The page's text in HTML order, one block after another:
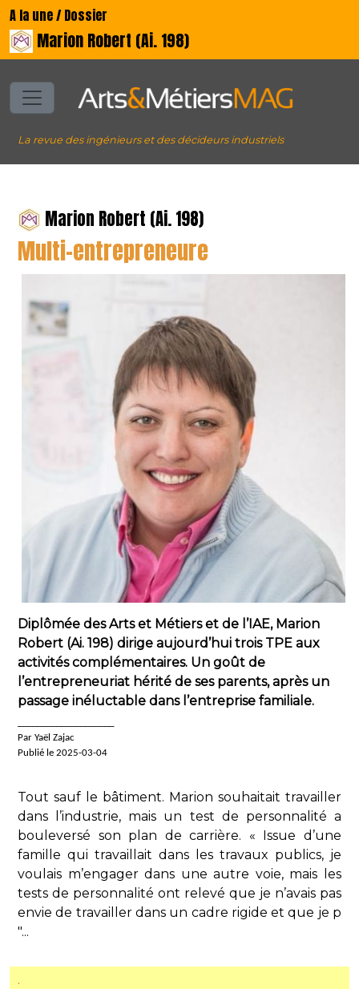
A la une / Dossier
Marion Robert (Ai. 198)
La revue des ingénieurs et des décideurs industriels
Marion Robert (Ai. 198)
Multi-entrepreneure
Diplômée des Arts et Métiers et de l’IAE, Marion
Robert (Ai. 198) dirige aujourd’hui trois TPE aux
activités complémentaires. Un goût de
l’entrepreneuriat hérité de ses parents, après un
passage inéluctable dans l’entreprise familiale.
Par Yaël Zajac
Publié le 2025-03-04
Tout sauf le bâtiment. Marion souhaitait travailler
dans l’industrie, mais un test de personnalité a
bouleversé son plan de carrière. « Issue d’une
famille qui travaillait dans les travaux publics, je
voulais m’engager dans une autre voie, mais les
tests de personnalité ont relevé que je n’avais pas
envie de travailler dans un cadre rigide et que je p
"...
.